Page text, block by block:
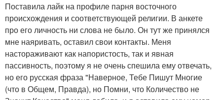
Поставила лайк на профиле парня восточного
происхождения и соответствующей религии. В анкете
про его личность ни слова не было. Он тут же принялся
мне наяривать, оставил свои контакты. Меня
настораживают как напористость, так и явная
пассивность, поэтому я не очень спешила ему отвечать,
но его русская фраза "Наверное, Тебе Пишут Многие
(что в Общем, Правда), но Помни, что Количество не